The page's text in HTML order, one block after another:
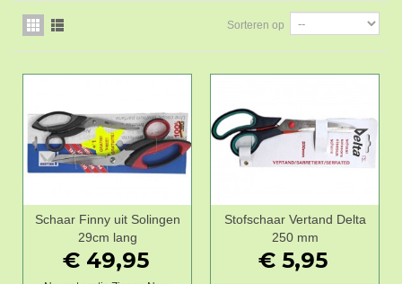
Sorteren op
Schaar Finny uit Solingen
29cm lang
€ 49,95
Stofschaar Vertand Delta
250 mm
€ 5,95